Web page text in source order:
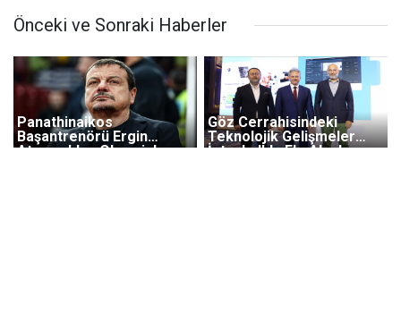
Önceki ve Sonraki Haberler
Panathinaikos
Başantrenörü Ergin
Ataman'dan Olympiakos
Göz Cerrahisindeki
Teknolojik Gelişmeler
İstanbul'da Ele Alındı